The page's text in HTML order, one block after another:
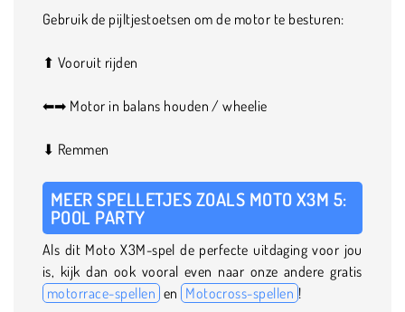
Gebruik de pijltjestoetsen om de motor te besturen:
⬆ Vooruit rijden
⬅➡ Motor in balans houden / wheelie
⬇ Remmen
MEER SPELLETJES ZOALS MOTO X3M 5:
POOL PARTY
Als dit Moto X3M-spel de perfecte uitdaging voor jou
is, kijk dan ook vooral even naar onze andere gratis
motorrace-spellen en Motocross-spellen !